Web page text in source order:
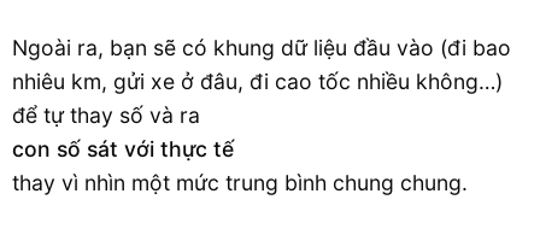
Ngoài ra, bạn sẽ có khung dữ liệu đầu vào (đi bao
nhiêu km, gửi xe ở đâu, đi cao tốc nhiều không…)
để tự thay số và ra
con số sát với thực tế
thay vì nhìn một mức trung bình chung chung.